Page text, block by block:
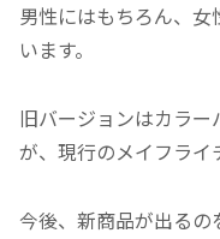
男性にはもちろん、
います。
旧バージョンはカラ
が、現行のメイフライ
今後、新商品が出るの